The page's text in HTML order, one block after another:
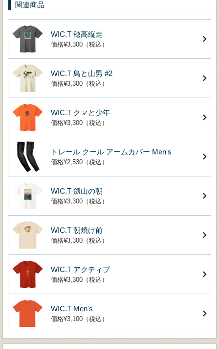
関連商品
WIC.T 穂高縦走
価格¥3,300（税込）
WIC.T 鳥と山男 #2
価格¥3,300（税込）
WIC.T クマと少年
価格¥3,300（税込）
トレール クール アームカバー Men's
価格¥2,530（税込）
WIC.T 劔山の朝
価格¥3,300（税込）
WIC.T 朝焼け前
価格¥3,300（税込）
WIC.T アクティブ
価格¥3,300（税込）
WIC.T Men's
価格¥3,100（税込）